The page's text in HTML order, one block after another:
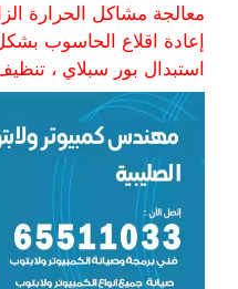
معالجة مشاكل الحرارة
إعادة اقلاع الحاسوب
استبدال بور سبلاي ،